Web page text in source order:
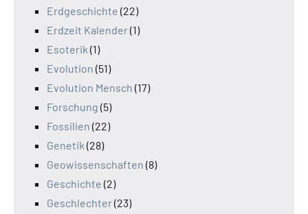
Erdgeschichte (22)
Erdzeit Kalender(1)
Esoterik (1)
Evolution (51)
Evolution Mensch (17)
Forschung (5)
Fossilien (22)
Genetik (28)
Geowissenschaften (8)
Geschichte (2)
Geschlechter(23)